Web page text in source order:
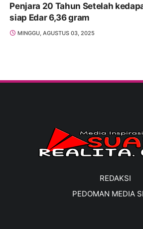
Penjara 20 Tahun Setelah
siap Edar 6,36 gram
MINGGU, AGUSTUS 03, 2025
REDAKSI
PEDOMAN MEDIA